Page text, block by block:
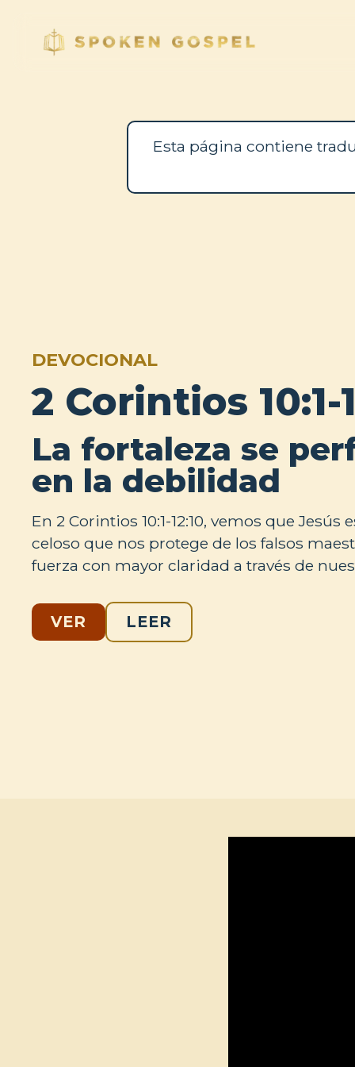
Esta página contiene
DEVOCIONAL
2 Corintios 10:1-
La fortaleza se
en la debilidad
En 2 Corintios 10:1-12:10, vemos que Jesús
celoso que nos protege de los falsos
fuerza con mayor claridad a través de
VER LEER